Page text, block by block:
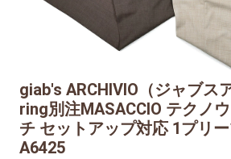
giab's ARCHIVIO（ジャブス
ring別注MASACCIO テクノ
チ セットアップ対応 1プリ
A6425